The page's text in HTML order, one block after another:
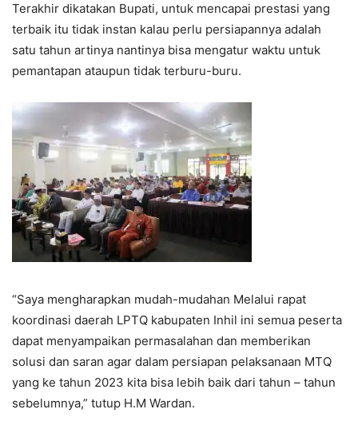
Terakhir dikatakan Bupati, untuk mencapai prestasi yang
terbaik itu tidak instan kalau perlu persiapannya adalah
satu tahun artinya nantinya bisa mengatur waktu untuk
pemantapan ataupun tidak terburu-buru.
“Saya mengharapkan mudah-mudahan Melalui rapat
koordinasi daerah LPTQ kabupaten Inhil ini semua peserta
dapat menyampaikan permasalahan dan memberikan
solusi dan saran agar dalam persiapan pelaksanaan MTQ
yang ke tahun 2023 kita bisa lebih baik dari tahun – tahun
sebelumnya,” tutup H.M Wardan.